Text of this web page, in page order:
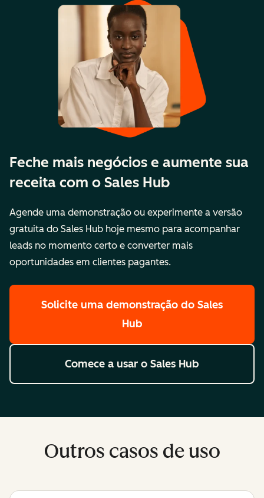
Feche mais negócios e aumente sua
receita com o Sales Hub
Agende uma demonstração ou experimente a versão
gratuita do Sales Hub hoje mesmo para acompanhar
leads no momento certo e converter mais
oportunidades em clientes pagantes.
Solicite uma demonstração do Sales
Hub
Comece a usar o Sales Hub
Outros casos de uso